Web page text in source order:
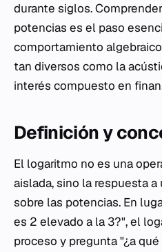
durante siglos.
potencias es el paso
comportamiento
tan diversos como la
interés compuesto en
Definición y
El logaritmo no es una
aislada, sino la respuesta
sobre las potencias. En
es 2 elevado a la 3?", el
proceso y pregunta "¿a